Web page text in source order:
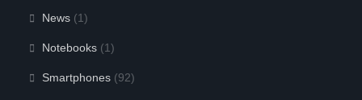
News(1)
Notebooks(1)
Smartphones(92)